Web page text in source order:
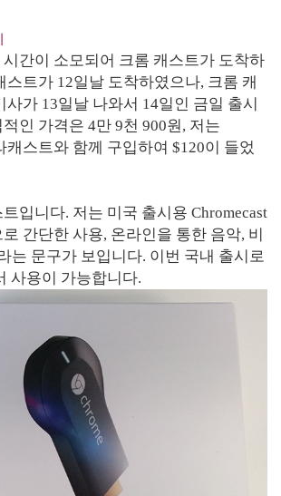
간이 소모되어 크롬 캐스트가 도착하
스트가 12일날 도착하였으나, 크롬 캐
사가 13일날 나와서 14일인 금일 출시
인 가격은 4만 9천 900원, 저는
캐스트와 함께 구입하여 $120이 들었
입니다. 저는 미국 출시용 Chromecast
간단한 사용, 온라인을 통한 음악, 비
는 문구가 보입니다. 이번 국내 출시로
사용이 가능합니다.